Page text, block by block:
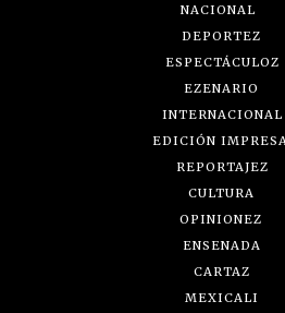
NACIONAL
DEPORTEZ
ESPECTÁCULOZ
EZENARIO
INTERNACIONAL
EDICIÓN
REPORTAJEZ
CULTURA
OPINIONEZ
ENSENADA
CARTAZ
MEXICALI